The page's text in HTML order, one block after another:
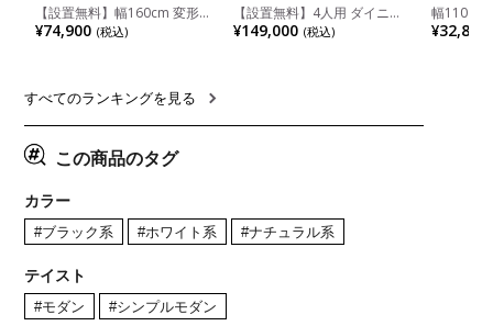
【設置無料】幅160cm 変形
半円 ダイニングテーブル モ
ルタル風 LENAS コンクリー
リア風 グレージュ
¥74,900 (税込)
【設置無料】4人用 ダイニン
グテーブルセット 5点 LUGA
セラミックテーブル おしゃれ
¥149,000 (税込)
幅110cm
木目調 リ
付き 長方
¥32,800
すべてのランキングを見る
この商品のタグ
カラー
#ブラック系 #ホワイト系 #ナチュラル系
テイスト
#モダン #シンプルモダン